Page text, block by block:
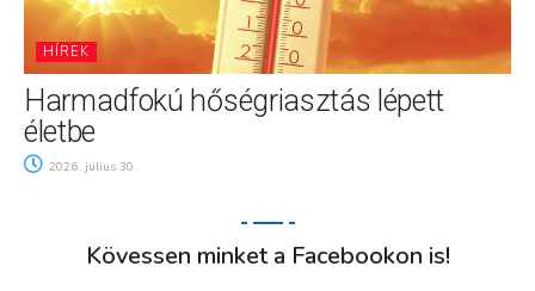
HÍREK
Harmadfokú hőségriasztás lépett
életbe
2026. július 30.
Kövessen minket a Facebookon is!